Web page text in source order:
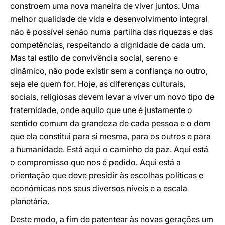
constroem uma nova maneira de viver juntos. Uma
melhor qualidade de vida e desenvolvimento integral
não é possível senão numa partilha das riquezas e das
competências, respeitando a dignidade de cada um.
Mas tal estilo de convivência social, sereno e
dinâmico, não pode existir sem a confiança no outro,
seja ele quem for. Hoje, as diferenças culturais,
sociais, religiosas devem levar a viver um novo tipo de
fraternidade, onde aquilo que une é justamente o
sentido comum da grandeza de cada pessoa e o dom
que ela constitui para si mesma, para os outros e para
a humanidade. Está aqui o caminho da paz. Aqui está
o compromisso que nos é pedido. Aqui está a
orientação que deve presidir às escolhas políticas e
económicas nos seus diversos níveis e a escala
planetária.
Deste modo, a fim de patentear às novas gerações um